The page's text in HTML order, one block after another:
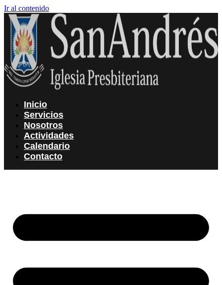
Ir al contenido
Inicio
Servicios
Nosotros
Actividades
Calendario
Contacto